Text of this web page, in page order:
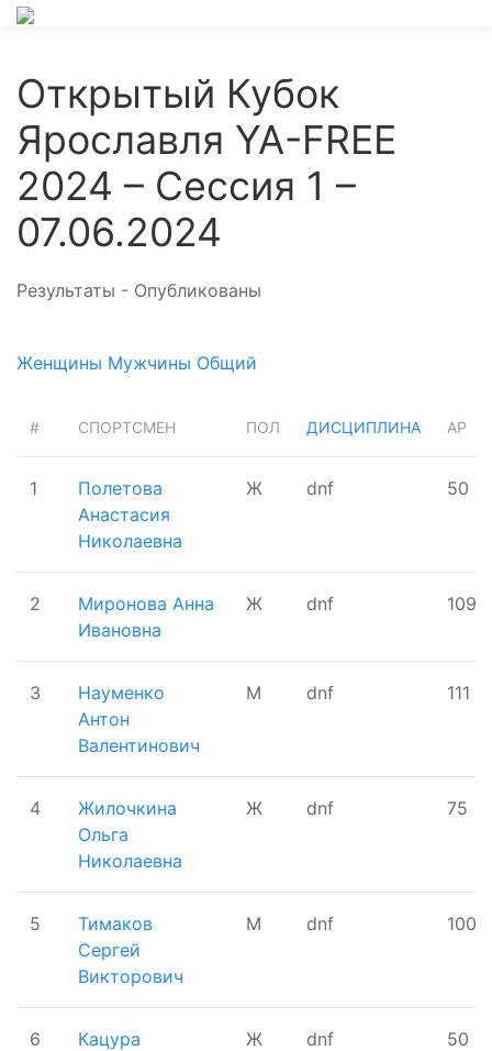
Открытый Кубок
Ярославля YA-FREE
2024 – Сессия 1 –
07.06.2024
Результаты - Опубликованы
Женщины Мужчины Общий
# СПОРТСМЕН ПОЛ ДИСЦИПЛИНА AP
1
Полетова
Анастасия
Николаевна
Ж dnf 50
2
Миронова Анна
Ивановна
Ж dnf 109
3
Науменко
Антон
Валентинович
М dnf 111
4
Жилочкина
Ольга
Николаевна
Ж dnf 75
5
Тимаков
Сергей
Викторович
М dnf 100
6
Кацура
Ж dnf 50